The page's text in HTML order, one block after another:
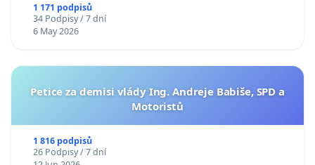
1 171 podpisů
34 Podpisy / 7 dní
6 May 2026
Petice za demisi vlády Ing. Andreje Babiše, SPD a
Motoristů
1 816 podpisů
26 Podpisy / 7 dní